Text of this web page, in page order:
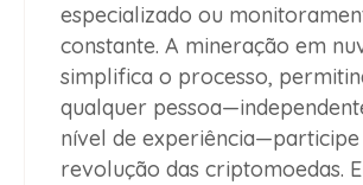
especializado ou
constante. A mineração em
simplifica o processo,
qualquer
nível de experiência—participe
revolução das criptomoedas.